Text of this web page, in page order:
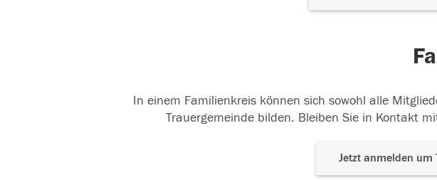
In einem Familienkreis können sich sowohl alle
Trauergemeinde bilden. Bleiben Sie in Kontakt
Jetzt anmelden um